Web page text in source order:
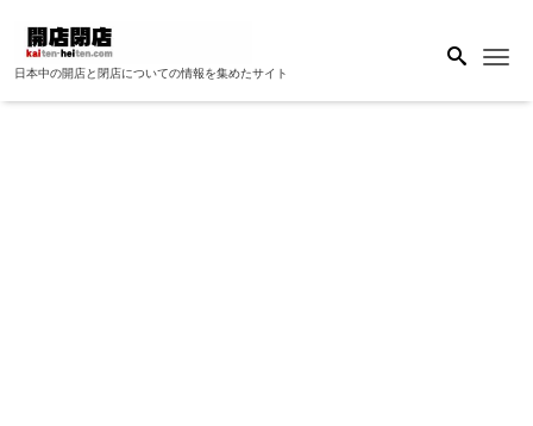
日本中の開店と閉店についての情報を集めたサイト